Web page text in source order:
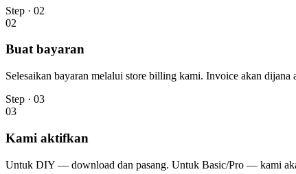
Step · 02
02
Buat bayaran
Selesaikan bayaran melalui store billing kami. Invoice akan dijana
Step · 03
03
Kami aktifkan
Untuk DIY — download dan pasang. Untuk Basic/Pro — kami